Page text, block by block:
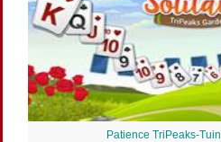
Patience TriPeaks-Tuin